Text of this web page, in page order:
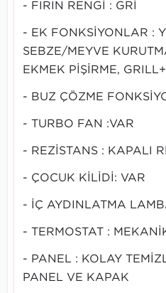
- FIRIN RENGİ : GRİ
- EK FONKSİYONLAR :
SEBZE/MEYVE
EKMEK PİŞİRME,
- BUZ ÇÖZME
- TURBO FAN :VAR
- REZİSTANS : KAPALI
- ÇOCUK KİLİDİ: VAR
- İÇ AYDINLATMA
- TERMOSTAT :
- PANEL : KOLAY
PANEL VE KAPAK